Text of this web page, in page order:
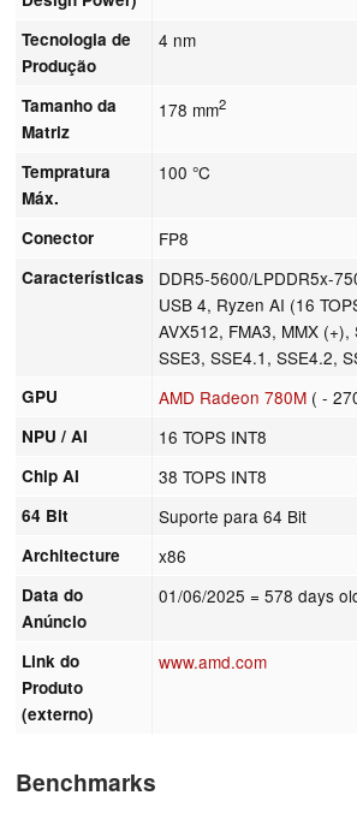
Tecnologia de
Produção
4 nm
Tamanho da
Matriz
178 mm2
Tempratura
Máx.
100 °C
Conector FP8
Características
DDR5-5600/LPDDR5x-
USB 4, Ryzen AI (16
AVX512, FMA3, MMX (+),
SSE3, SSE4.1, SSE4.2,
GPU AMD Radeon 780M ( -
NPU / AI 16 TOPS INT8
Chip AI 38 TOPS INT8
64 Bit Suporte para 64 Bit
Architecture x86
Data do
Anúncio
01/06/2025 = 578 days
Link do
Produto
(externo)
www.amd.com
Benchmarks